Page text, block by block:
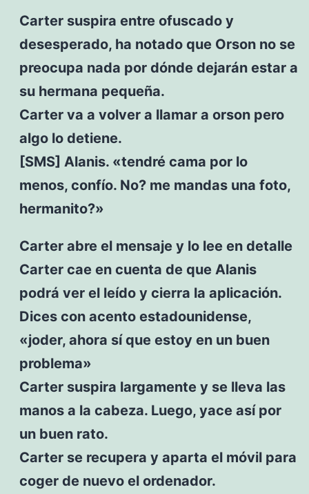
Carter suspira entre ofuscado y
desesperado, ha notado que Orson no se
preocupa nada por dónde dejarán estar a
su hermana pequeña.
Carter va a volver a llamar a orson pero
algo lo detiene.
[SMS] Alanis. «tendré cama por lo
menos, confío. No? me mandas una foto,
hermanito?»
Carter abre el mensaje y lo lee en detalle
Carter cae en cuenta de que Alanis
podrá ver el leído y cierra la aplicación.
Dices con acento estadounidense,
«joder, ahora sí que estoy en un buen
problema»
Carter suspira largamente y se lleva las
manos a la cabeza. Luego, yace así por
un buen rato.
Carter se recupera y aparta el móvil para
coger de nuevo el ordenador.